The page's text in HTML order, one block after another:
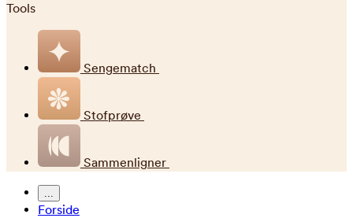
Tools
Sengematch
Stofprøve
Sammenligner
...
Forside